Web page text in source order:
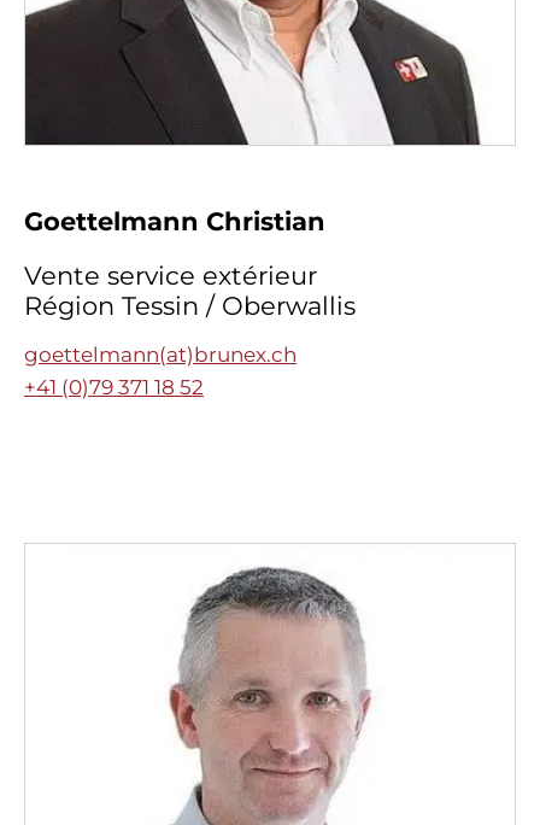
Goettelmann Christian
Vente service extérieur
Région Tessin / Oberwallis
goettelmann(at)brunex.ch
+41 (0)79 371 18 52